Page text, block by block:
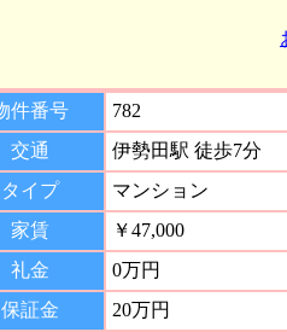
件番号
782
交通
伊勢田駅 徒歩7分
タイプ
マンション
家賃
￥47,000
礼金
0万円
保証金
20万円